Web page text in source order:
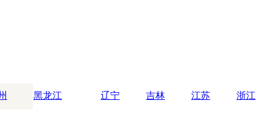
黑龙江 辽宁 吉林 江苏 浙江